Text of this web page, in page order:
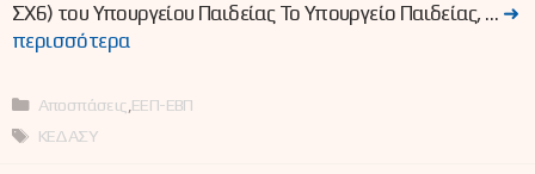
ΣΧ6) του Υπουργείου Παιδείας Το Υπουργείο Παιδείας, … ➜
περισσότερα
Κατηγορίες
Αποσπάσεις ΕΕΠ-ΕΒΠ
Ετικέτες
ΚΕΔΑΣΥ